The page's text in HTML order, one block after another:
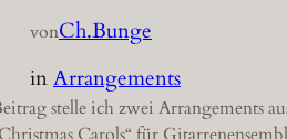
vonCh.Bunge
inArrangements
stelle ich zwei Arrangements